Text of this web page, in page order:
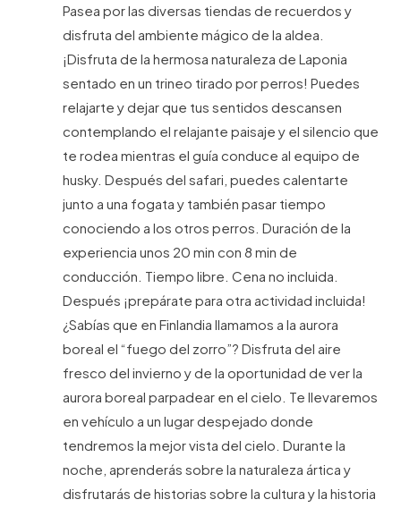
Pasea por las diversas tiendas de recuerdos y
disfruta del ambiente mágico de la aldea.
¡Disfruta de la hermosa naturaleza de Laponia
sentado en un trineo tirado por perros! Puedes
relajarte y dejar que tus sentidos descansen
contemplando el relajante paisaje y el silencio que
te rodea mientras el guía conduce al equipo de
husky. Después del safari, puedes calentarte
junto a una fogata y también pasar tiempo
conociendo a los otros perros. Duración de la
experiencia unos 20 min con 8 min de
conducción. Tiempo libre. Cena no incluida.
Después ¡prepárate para otra actividad incluida!
¿Sabías que en Finlandia llamamos a la aurora
boreal el “fuego del zorro”? Disfruta del aire
fresco del invierno y de la oportunidad de ver la
aurora boreal parpadear en el cielo. Te llevaremos
en vehículo a un lugar despejado donde
tendremos la mejor vista del cielo. Durante la
noche, aprenderás sobre la naturaleza ártica y
disfrutarás de historias sobre la cultura y la historia